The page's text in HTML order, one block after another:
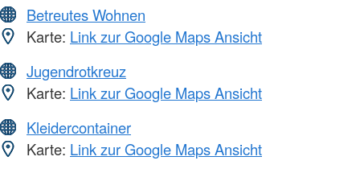
Betreutes Wohnen
Karte: Link zur Google Maps Ansicht
Jugendrotkreuz
Karte: Link zur Google Maps Ansicht
Kleidercontainer
Karte: Link zur Google Maps Ansicht